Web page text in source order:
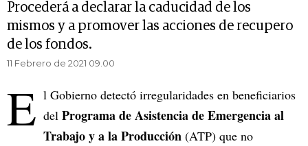
Procederá a declarar la caducidad de los
mismos y a promover las acciones de recupero
de los fondos.
11 Febrero de 2021 09.00
E l Gobierno detectó irregularidades en beneficiarios
del Programa de Asistencia de Emergencia al
Trabajo y a la Producción (ATP) que no